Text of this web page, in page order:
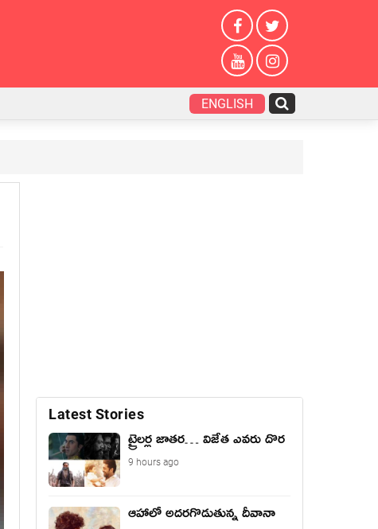
ENGLISH
Latest Stories
ట్రైలర్ల జాతర… విజేత ఎవరు దొర
9 hours ago
ఆహాలో అదరగొడుతున్న దీవానా